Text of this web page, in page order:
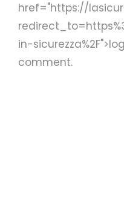
href="https://
in-
comment.